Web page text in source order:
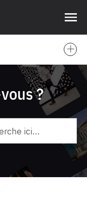
❌
?